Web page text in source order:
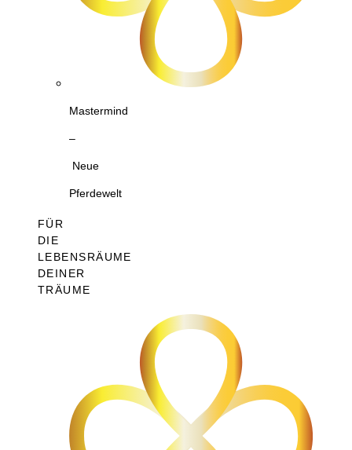
Mastermind
–
Neue
Pferdewelt
FÜR
DIE
LEBENSRÄUME
DEINER
TRÄUME